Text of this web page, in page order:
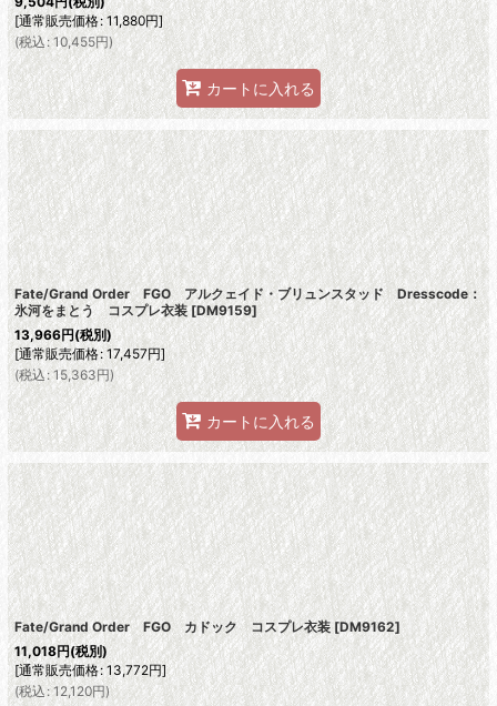
[通常販売価格: 11,880円]
(税込 : 10,455円)
カートに入れる
Fate/Grand Order FGO アルクェイド・ブリュンスタッド Dresscode：
氷河をまとう コスプレ衣装 [DM9159]
13,966円(税別)
[通常販売価格: 17,457円]
(税込 : 15,363円)
カートに入れる
Fate/Grand Order FGO カドック コスプレ衣装 [DM9162]
11,018円(税別)
[通常販売価格: 13,772円]
(税込 : 12,120円)